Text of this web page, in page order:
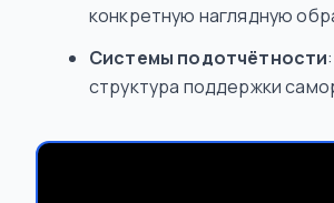
конкретную наглядную
Системы подотчётности
структура поддержки